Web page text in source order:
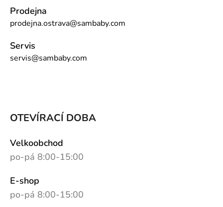
Prodejna
prodejna.ostrava@sambaby.com
Servis
servis@sambaby.com
OTEVÍRACÍ DOBA
Velkoobchod
po-pá 8:00-15:00
E-shop
po-pá 8:00-15:00